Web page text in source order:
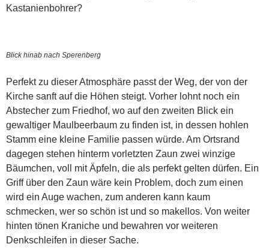
Kastanienbohrer?
Blick hinab nach Sperenberg
Perfekt zu dieser Atmosphäre passt der Weg, der von der
Kirche sanft auf die Höhen steigt. Vorher lohnt noch ein
Abstecher zum Friedhof, wo auf den zweiten Blick ein
gewaltiger Maulbeerbaum zu finden ist, in dessen hohlen
Stamm eine kleine Familie passen würde. Am Ortsrand
dagegen stehen hinterm vorletzten Zaun zwei winzige
Bäumchen, voll mit Äpfeln, die als perfekt gelten dürfen. Ein
Griff über den Zaun wäre kein Problem, doch zum einen
wird ein Auge wachen, zum anderen kann kaum
schmecken, wer so schön ist und so makellos. Von weiter
hinten tönen Kraniche und bewahren vor weiteren
Denkschleifen in dieser Sache.